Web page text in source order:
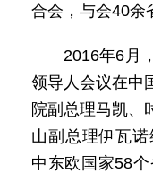
合会，与会40余
2016年6月
领导人会议在中
院副总理马凯、
山副总理伊瓦诺
中东欧国家58个